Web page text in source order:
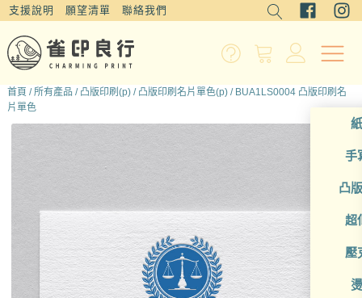
支援說明 願望清單 聯絡我們
手
凸
超
壓
首頁 /所有產品 / 凸版印刷(p)/ 凸版印刷名片單色(p)/ BUA1LS0004 凸版印刷名
片單色